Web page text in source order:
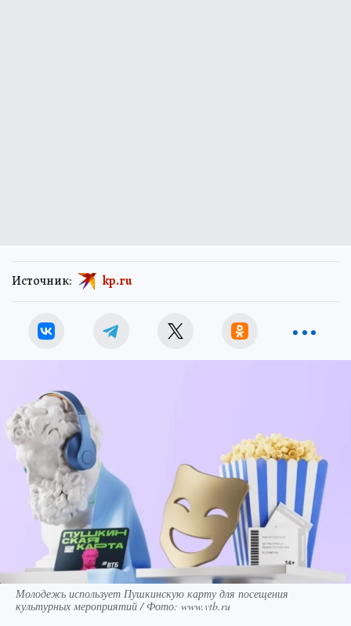
Источник: kp.ru
Молодежь использует Пушкинскую карту для посещения
культурных мероприятий / Фото: www.vtb.ru